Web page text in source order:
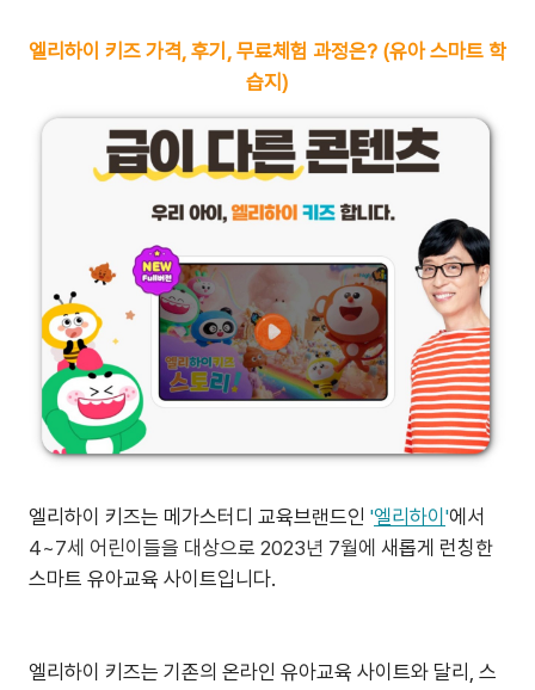
엘리하이 키즈 가격, 후기, 무료체험 과정은? (유아 스마트 학
습지)
엘리하이 키즈는 메가스터디 교육브랜드인 '엘리하이 '에서
4~7세 어린이들을 대상으로 2023년 7월에 새롭게 런칭한
스마트 유아교육 사이트입니다.
엘리하이 키즈는 기존의 온라인 유아교육 사이트와 달리, 스